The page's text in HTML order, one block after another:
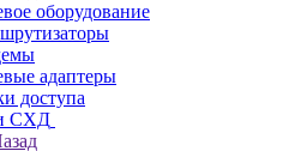
оборудование
адаптеры
доступа
СХД